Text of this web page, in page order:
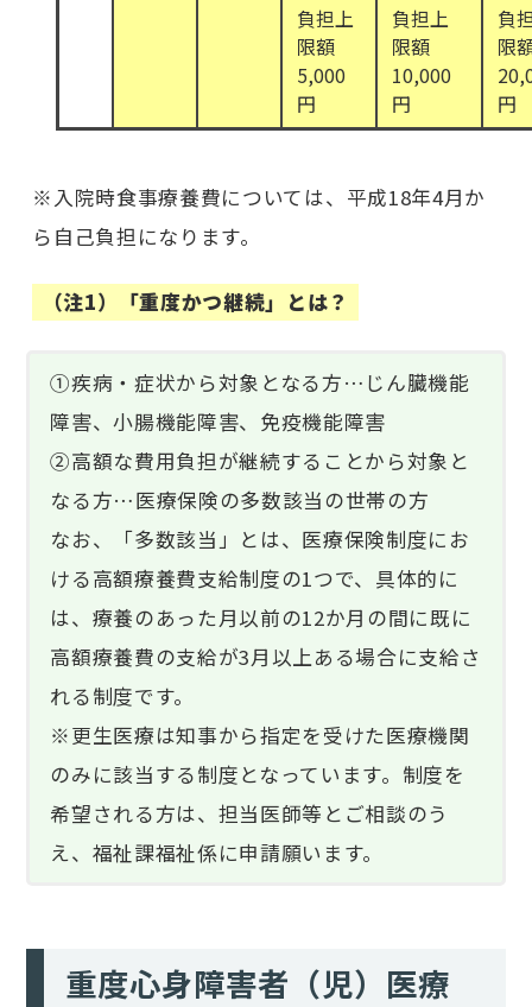
負担上
限額
5,000
円
負担上
限額
10,000
円
負
限
円
※入院時食事療養費については、平成18年4月か
ら自己負担になります。
（注1）「重度かつ継続」とは？
①疾病・症状から対象となる方…じん臓機能
障害、小腸機能障害、免疫機能障害
②高額な費用負担が継続することから対象と
なる方…医療保険の多数該当の世帯の方
なお、「多数該当」とは、医療保険制度にお
ける高額療養費支給制度の1つで、具体的に
は、療養のあった月以前の12か月の間に既に
高額療養費の支給が3月以上ある場合に支給さ
れる制度です。
※更生医療は知事から指定を受けた医療機関
のみに該当する制度となっています。制度を
希望される方は、担当医師等とご相談のう
え、福祉課福祉係に申請願います。
重度心身障害者（児）医療